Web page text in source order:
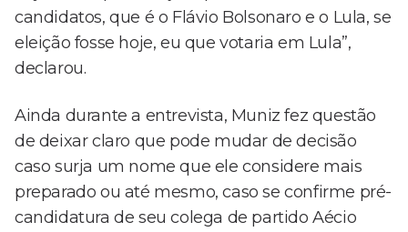
candidatos, que é o Flávio Bolsonaro e o Lula, se
eleição fosse hoje, eu que votaria em Lula”,
declarou.
Ainda durante a entrevista, Muniz fez questão
de deixar claro que pode mudar de decisão
caso surja um nome que ele considere mais
preparado ou até mesmo, caso se confirme pré-
candidatura de seu colega de partido Aécio